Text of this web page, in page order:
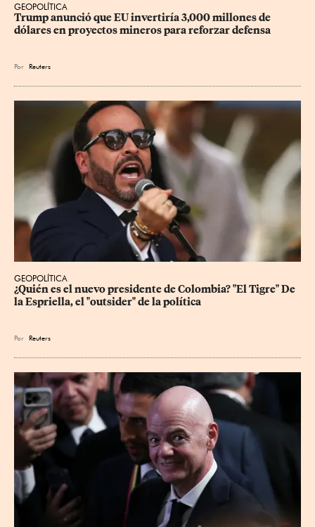
GEOPOLÍTICA
Trump anunció que EU invertiría 3,000 millones de
dólares en proyectos mineros para reforzar defensa
Por Reuters
GEOPOLÍTICA
¿Quién es el nuevo presidente de Colombia? "El Tigre" De
la Espriella, el "outsider" de la política
Por Reuters